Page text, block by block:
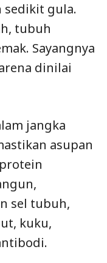
gula.
tubuh
Sayangnya
dinilai
jangka
asupan
sel tubuh,
kuku,